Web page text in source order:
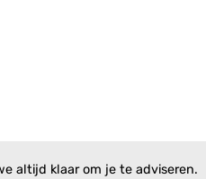
altijd klaar om je te adviseren.